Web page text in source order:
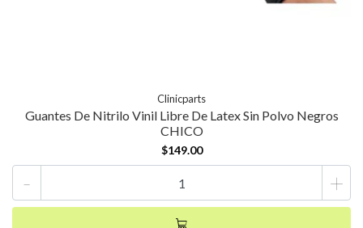
Clinicparts
Guantes De Nitrilo Vinil Libre De Latex Sin Polvo Negros
CHICO
$149.00
- +